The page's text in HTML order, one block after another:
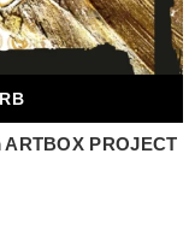
PROJECT